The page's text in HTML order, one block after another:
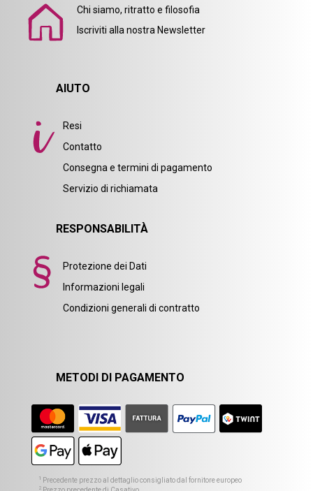
Chi siamo, ritratto e filosofia
Iscriviti alla nostra Newsletter
AIUTO
Resi
Contatto
Consegna e termini di pagamento
Servizio di richiamata
RESPONSABILITÀ
Protezione dei Dati
Informazioni legali
Condizioni generali di contratto
METODI DI PAGAMENTO
1 Precedente prezzo al dettaglio consigliato dal fornitore europeo
2